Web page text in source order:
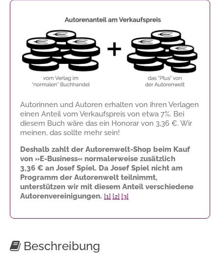
Autorinnen und Autoren erhalten von ihren Verlagen
einen Anteil vom Verkaufspreis von etwa 7%. Bei
diesem Buch wäre das ein Honorar von 3,36 €. Wir
meinen, das sollte mehr sein!
Deshalb zahlt der Autorenwelt-Shop beim Kauf
von »E-Business« normalerweise zusätzlich
3,36 € an Josef Spiel. Da Josef Spiel nicht am
Programm der Autorenwelt teilnimmt,
unterstützen wir mit diesem Anteil verschiedene
Autorenvereinigungen. [1] [2] [3]
Beschreibung